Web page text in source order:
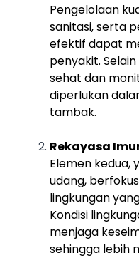
Pengelolaan
sanitasi, serta
efektif dapat
penyakit. Selain
sehat dan
diperlukan
tambak.
Rekayasa
Elemen kedua,
udang,
lingkungan
Kondisi
menjaga
sehingga lebih